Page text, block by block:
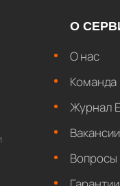
О
О нас
Команда
Журнал
Вакансии
Вопросы